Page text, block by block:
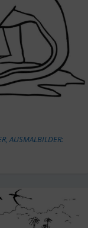
,AUSMALBILDER: